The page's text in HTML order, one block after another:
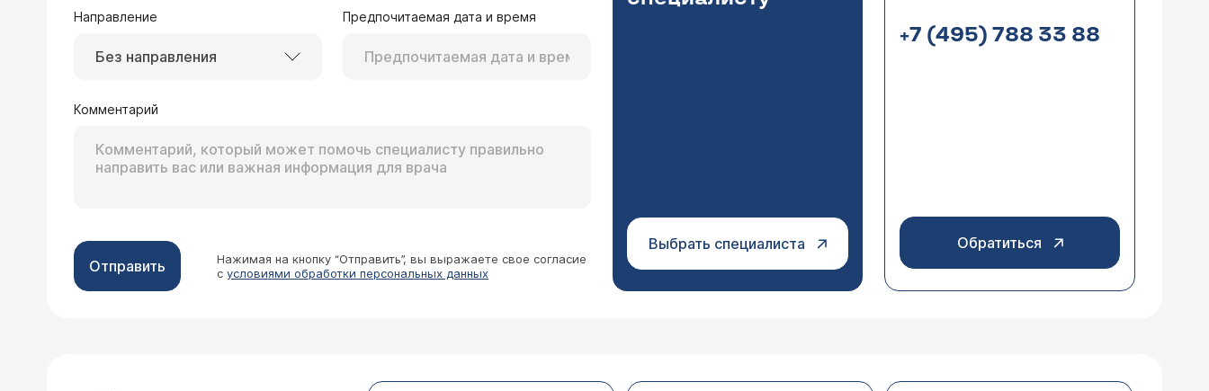
Направление
Без направления
Предпочитаемая дата и время
Комментарий
Отправить
Нажимая на кнопку “Отправить”, вы выражаете свое согласие
с условиями обработки персональных данных
Выбрать специалиста
+7 (495) 788 33 88
Обратиться